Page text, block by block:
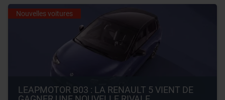
Nouvelles voitures
LEAPMOTOR B03 : LA RENAULT 5 VIENT DE